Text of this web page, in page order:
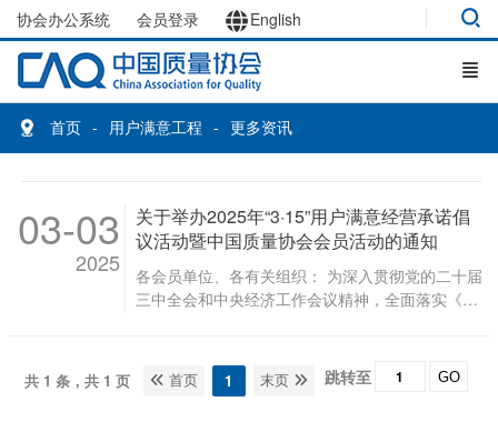
协会办公系统 会员登录 English
首页 用户满意工程 更多资讯
关于举办2025年“3·15”用户满意经营承诺倡
议活动暨中国质量协会会员活动的通知
03-03
2025
各会员单位、各有关组织： 为深入贯彻党的二十届
三中全会和中央经济工作会议精神，全面落实《质
消费”主题，以“质量诚信，用户满意”为核心理念，
推动形成诚信、公平、便捷、安全的消费环境，中
共 1 条，共 1 页 首页 1 末页 跳转至 GO